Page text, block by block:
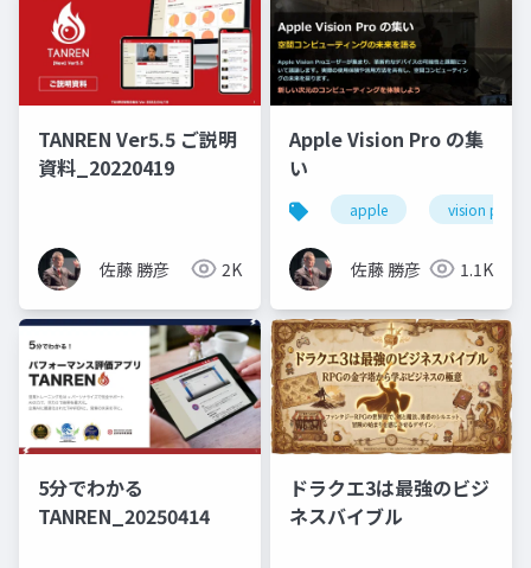
TANREN Ver5.5 ご説明
資料_20220419
佐藤 勝彦 2K
Apple Vision Pro の集
い
apple vision pro
佐藤 勝彦 1.1K
5分でわかる
TANREN_20250414
ドラクエ3は最強のビジ
ネスバイブル